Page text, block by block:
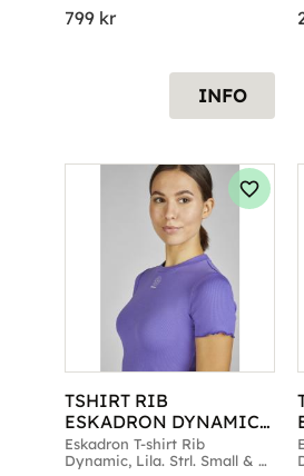
799 kr
INFO
TSHIRT RIB
ESKADRON DYNAMIC
LILA
Eskadron T-shirt Rib
Dynamic, Lila. Strl. Small &
Lägg